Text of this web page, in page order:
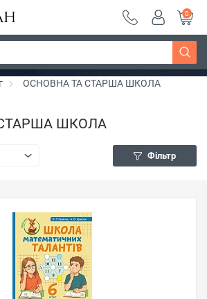
200 грн ~ 250 грн ~
Дізнатись більше
0
ОСНОВНА ТА СТАРША ШКОЛА
ШКОЛА
Фільтр